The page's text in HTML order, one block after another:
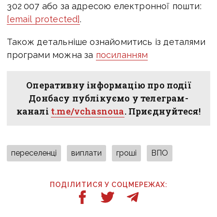
302 007 або за адресою електронної пошти:
[email protected].
Також детальніше ознайомитись із деталями
програми можна за посиланням
Оперативну інформацію про події
Донбасу публікуємо у телеграм-
каналі t.me/vchasnoua. Приєднуйтеся!
переселенці виплати гроші ВПО
ПОДІЛИТИСЯ У СОЦМЕРЕЖАХ: